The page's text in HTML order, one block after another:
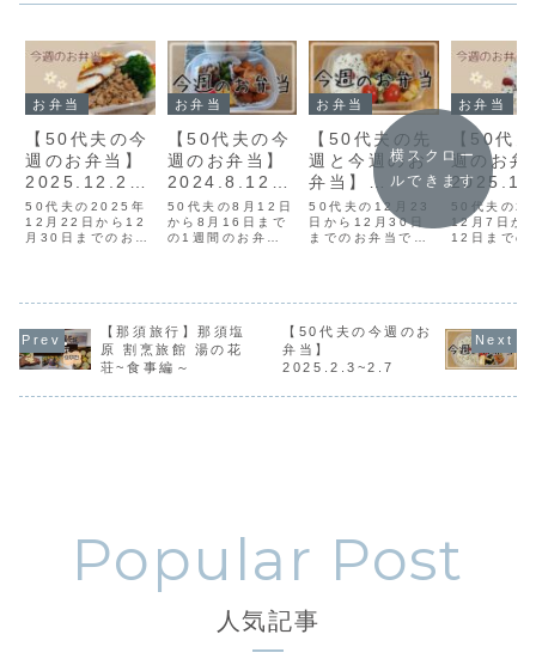
お弁当
【50代夫の今
週のお弁当】
2025.12.22~
12.30
50代夫の2025年
12月22日から12
月30日までのお弁
年以上作り続けて
います。
お弁当
【50代夫の今
週のお弁当】
2024.8.12~8
.17とブリタ
ボトル型洗浄
器
50代夫の8月12日
から8月16日まで
の1週間のお弁当
以上作り続けてい
ます。
お弁当
【50代夫の先
週と今週のお
弁当】
2024.12.23~
12.30
50代夫の12月23
日から12月30日
までのお弁当で
上作り続けていま
す。
お弁当
【50代
週のお弁
2.12
50代夫の
12月7日か
12日までの
以上作り続
ます。
横スクロー
ルできます
【那須旅行】那須塩
原 割烹旅館 湯の花
荘~食事編～
【50代夫の今週のお
弁当】
2025.2.3~2.7
人気記事